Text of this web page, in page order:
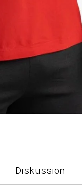
Diskussion